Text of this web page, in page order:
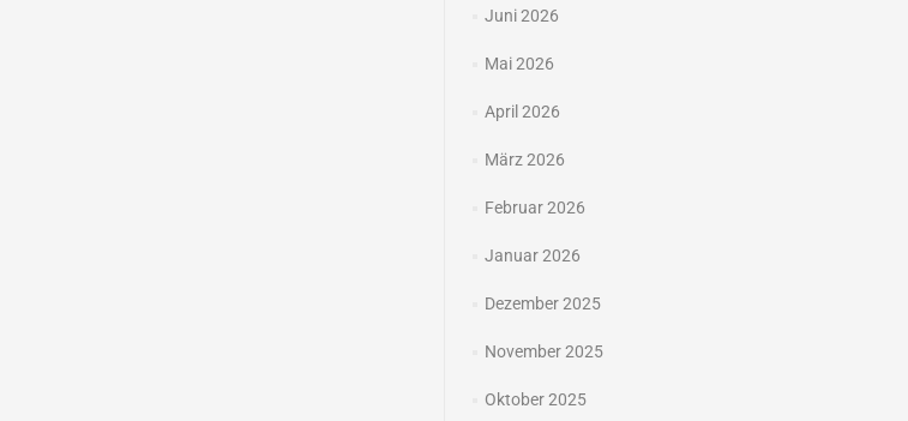
Juni 2026
Mai 2026
April 2026
März 2026
Februar 2026
Januar 2026
Dezember 2025
November 2025
Oktober 2025